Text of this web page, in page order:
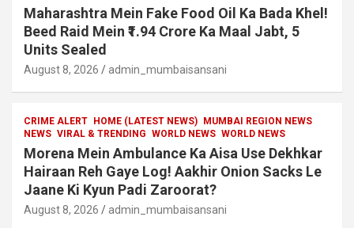
Maharashtra Mein Fake Food Oil Ka Bada Khel!
Beed Raid Mein ₹1.94 Crore Ka Maal Jabt, 5
Units Sealed
August 8, 2026 admin_mumbaisansani
CRIME ALERT HOME (LATEST NEWS) MUMBAI REGION NEWS
NEWS VIRAL & TRENDING WORLD NEWS WORLD NEWS
Morena Mein Ambulance Ka Aisa Use Dekhkar
Hairaan Reh Gaye Log! Aakhir Onion Sacks Le
Jaane Ki Kyun Padi Zaroorat?
August 8, 2026 admin_mumbaisansani